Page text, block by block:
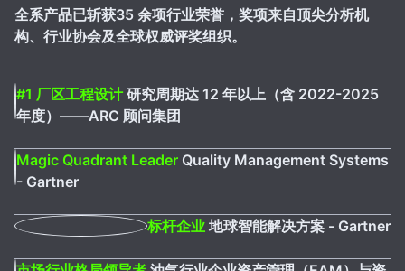
全系产品已斩获35 余项行业荣誉，奖项来自顶尖分析机
构、行业协会及全球权威评奖组织。
#1 厂区工程设计研究周期达 12 年以上（含 2022-2025
年度）——ARC 顾问集团
Magic Quadrant Leader Quality Management Systems
- Gartner
标杆企业 地球智能解决方案 - Gartner